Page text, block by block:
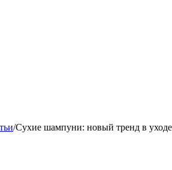
/Сухие шампуни: новый тренд в уходе